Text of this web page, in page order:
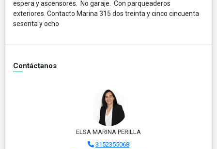
espera y ascensores. No garaje. Con parqueaderos
exteriores. Contacto Marina 315 dos treinta y cinco cincuenta
sesenta y ocho
Contáctanos
ELSA MARINA PERILLA
3152355068